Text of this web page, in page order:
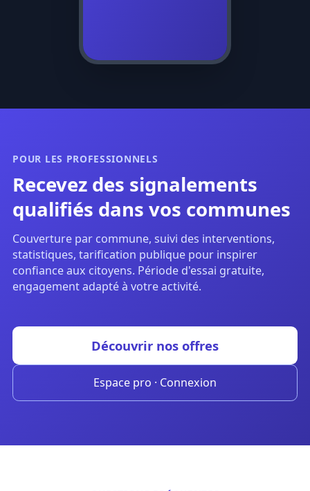
POUR LES PROFESSIONNELS
Recevez des signalements
qualifiés dans vos communes
Couverture par commune, suivi des interventions,
statistiques, tarification publique pour inspirer
confiance aux citoyens. Période d'essai gratuite,
engagement adapté à votre activité.
Découvrir nos offres
Espace pro · Connexion